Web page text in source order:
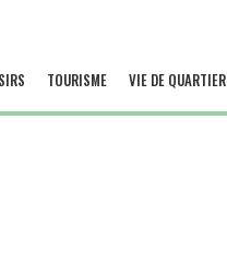
TOURISME VIE DE QUARTIER